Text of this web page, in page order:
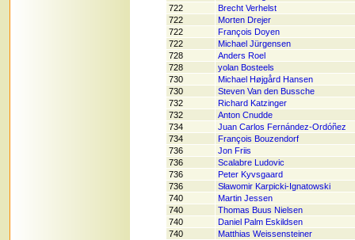
722
Brecht Verhelst
722
Morten Drejer
722
François Doyen
722
Michael Jürgensen
728
Anders Roel
728
yolan Bosteels
730
Michael Højgård Hansen
730
Steven Van den Bussche
732
Richard Katzinger
732
Anton Cnudde
734
Juan Carlos Fernández-Ordóñez
734
François Bouzendorf
736
Jon Friis
736
Scalabre Ludovic
736
Peter Kyvsgaard
736
Sławomir Karpicki-Ignatowski
740
Martin Jessen
740
Thomas Buus Nielsen
740
Daniel Palm Eskildsen
740
Matthias Weissensteiner